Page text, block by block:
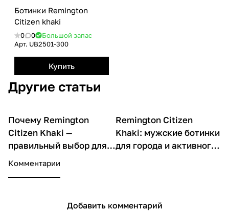
Ботинки Remington
Citizen khaki
0 0
Большой запас
Арт. UB2501-300
Купить
Другие статьи
О товарах
Почему Remington
Citizen Khaki —
правильный выбор для
активных мужчин
О товарах
Remington Citizen
Khaki: мужские ботинки
для города и активного
Комментарии
Добавить комментарий